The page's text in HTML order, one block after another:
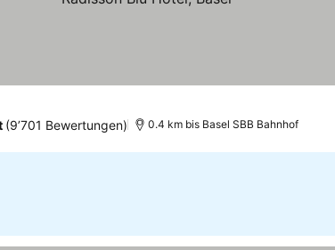
(9’701 Bewertungen) 0.4 km bis Basel SBB Bahnhof